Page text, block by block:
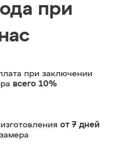
при
при заключении
всего 10%
от 7 дней